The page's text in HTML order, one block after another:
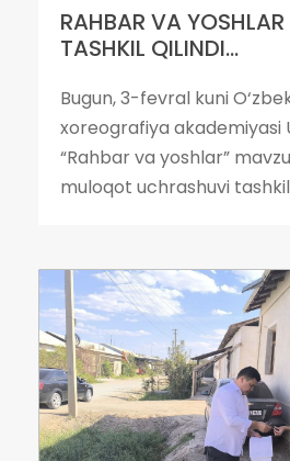
RAHBAR VA
TASHKIL QILINDI...
Bugun, 3-fevral kuni
xoreografiya akademiyasi
“Rahbar va yoshlar”
muloqot uchrashuvi tashkil